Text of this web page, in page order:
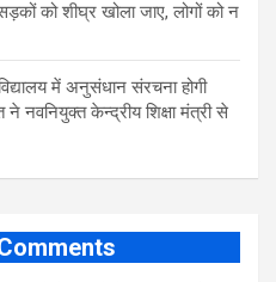
को शीघ्र खोला जाए, लोगों को न
में अनुसंधान संरचना होगी
नवनियुक्त केन्द्रीय शिक्षा मंत्री से